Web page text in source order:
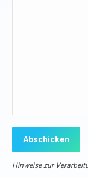
Hinweise zur